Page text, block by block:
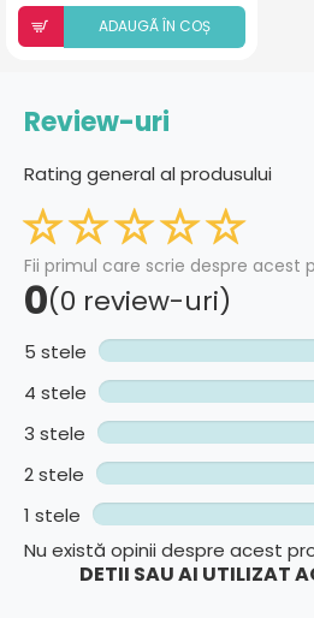
ADAUGÃ ÎN COȘ
Review-uri
Rating general al produsului
Fii primul care scrie despre acest
0(0 review-uri)
5 stele
4 stele
3 stele
2 stele
1 stele
Nu există opinii despre acest
DETII SAU AI UTILIZAT